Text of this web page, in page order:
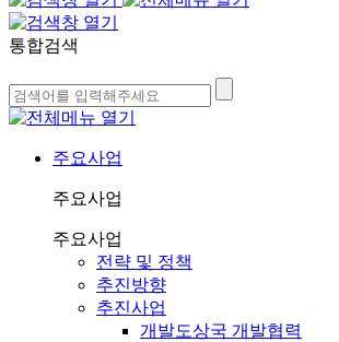
통합검색
주요사업
주요사업
주요사업
전략 및 정책
추진방향
추진사업
개발도상국 개발협력